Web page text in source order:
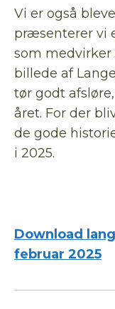
Vi er også
præsenterer vi
som
billede af
tør godt
året. For der
de gode
i 2025.
Download
februar 2025